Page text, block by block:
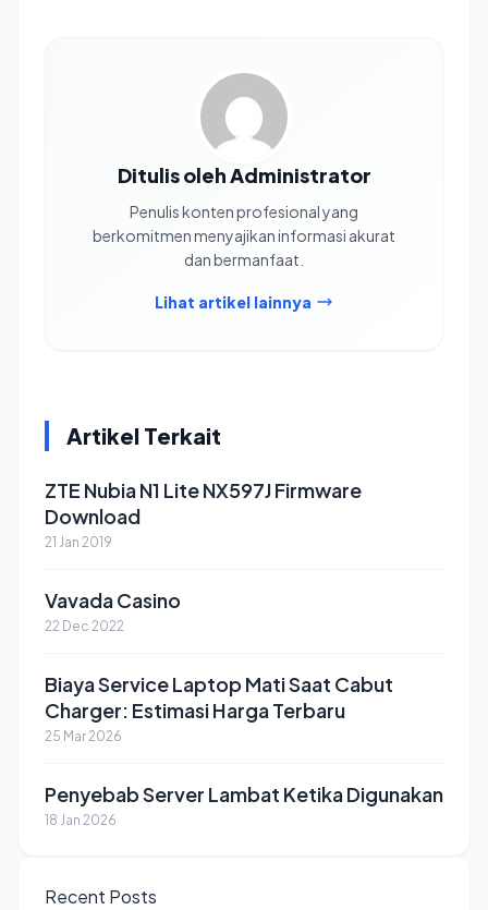
Ditulis oleh Administrator
Penulis konten profesional yang
berkomitmen menyajikan informasi akurat
dan bermanfaat.
Lihat artikel lainnya
Artikel Terkait
ZTE Nubia N1 Lite NX597J Firmware
Download
21 Jan 2019
Vavada Casino
22 Dec 2022
Biaya Service Laptop Mati Saat Cabut
Charger: Estimasi Harga Terbaru
25 Mar 2026
Penyebab Server Lambat Ketika Digunakan
18 Jan 2026
Recent Posts